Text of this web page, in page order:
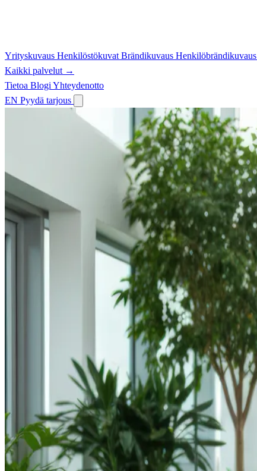
Yrityskuvaus Henkilöstökuvat Brändikuvaus Henkilöbrändikuvaus
Kaikki palvelut →
Tietoa Blogi Yhteydenotto
EN Pyydä tarjous